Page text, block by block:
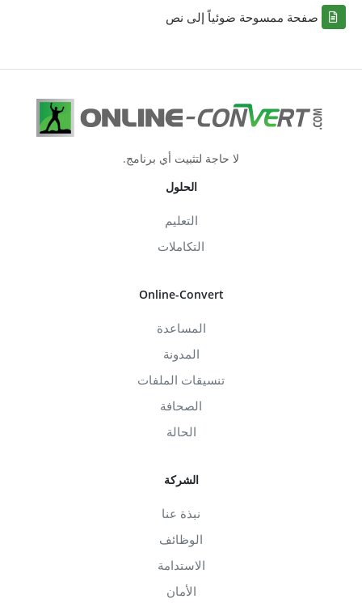
صفحة ممسوحة ضوئياً إلى نص
لا حاجة لتثبيت أي برنامج.
الحلول
التعليم
التكاملات
Online-Convert
المساعدة
المدونة
تنسيقات الملفات
الصحافة
الحالة
الشركة
نبذة عنا
الوظائف
الاستدامة
الأمان